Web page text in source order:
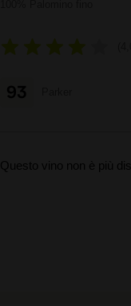
93
Questo vino non è più